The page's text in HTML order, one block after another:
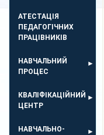
АТЕСТАЦІЯ
ПЕДАГОГІЧНИХ
ПРАЦІВНИКІВ
НАВЧАЛЬНИЙ
ПРОЦЕС
КВАЛІФІКАЦІЙНИЙ
ЦЕНТР
НАВЧАЛЬНО-